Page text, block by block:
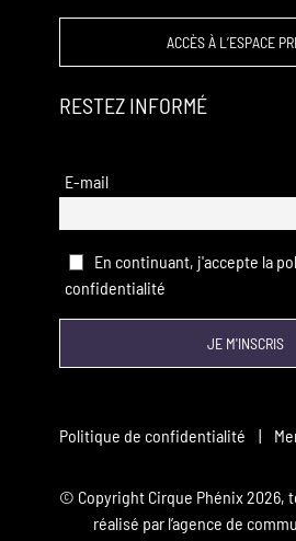
ACCÈS À L’ESPACE
RESTEZ INFORMÉ
E-mail
En continuant, j'accepte la
confidentialité
Politique de confidentialité |
© Copyright Cirque Phénix2026,
réalisé par l’agence de